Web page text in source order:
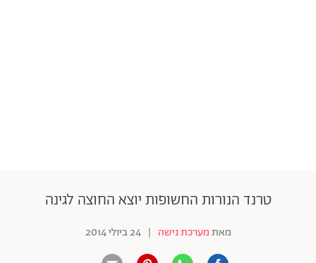
טרנד הנורות החשופות יוצא החוצה לגינה
מאתמערכת נישה | 24 ביולי 2014